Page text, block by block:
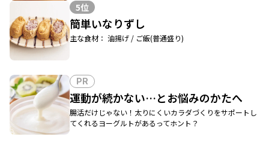
5位
簡単いなりずし
主な食材： 油揚げ / ご飯(普通盛り)
PR
運動が続かない…とお悩みのかたへ
腸活だけじゃない！太りにくいカラダづくりをサポートし
てくれるヨーグルトがあるってホント？